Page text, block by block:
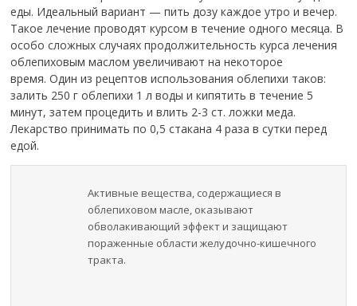
еды. Идеальный вариант — пить дозу каждое утро и вечер.
Такое лечение проводят курсом в течение одного месяца. В
особо сложных случаях продолжительность курса лечения
облепиховым маслом увеличивают на некоторое
время. Один из рецептов использования облепихи таков:
залить 250 г облепихи 1 л воды и кипятить в течение 5
минут, затем процедить и влить 2-3 ст. ложки меда.
Лекарство принимать по 0,5 стакана 4 раза в сутки перед
едой.
Активные вещества, содержащиеся в
облепиховом масле, оказывают
обволакивающий эффект и защищают
пораженные области желудочно-кишечного
тракта.